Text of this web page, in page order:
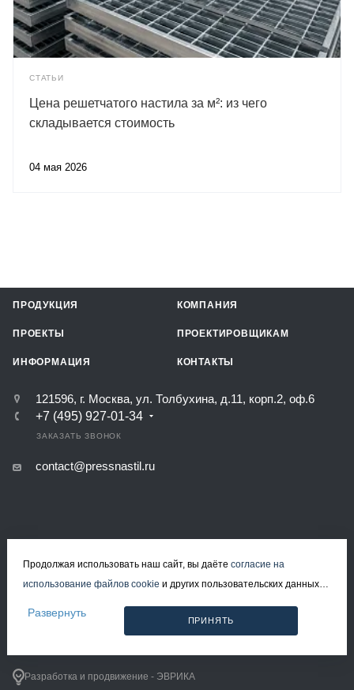
СТАТЬИ
Цена решетчатого настила за м²: из чего
складывается стоимость
04 мая 2026
ПРОДУКЦИЯ КОМПАНИЯ
ПРОЕКТЫ ПРОЕКТИРОВЩИКАМ
ИНФОРМАЦИЯ КОНТАКТЫ
121596, г. Москва, ул. Толбухина, д.11, корп.2, оф.6
+7 (495) 927-01-34
ЗАКАЗАТЬ ЗВОНОК
contact@pressnastil.ru
КАРТА САЙТА РЕКВИЗИТЫ
ПОЛИТИКА КОНФИДЕНЦИАЛЬНОСТИ
ПОЛИТИКА ИСПОЛЬЗОВАНИЯ ФАЙЛОВ COOKIE
© 2008-2026 Все права защищены.
Разработка и продвижение - ЭВРИКА
Продолжая использовать наш сайт, вы даёте согласие на
использование файлов cookie
(включая IP-адрес, сведения о местоположении, устройстве,
соответствии с нашей
Развернуть
ПРИНЯТЬ